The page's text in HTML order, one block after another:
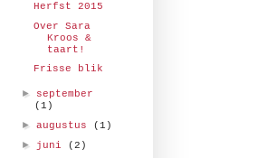
Herfst 2015
Over Sara
Kroos &
taart!
Frisse blik
► september
(1)
►augustus (1)
► juni (2)